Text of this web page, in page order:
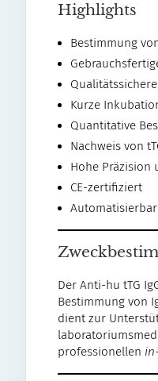
Highlights
Bestimmung
Kurze
Quantitative
Nachweis von
Hohe Präzision
CE-zertifiziert
Automatisierbar
Der Anti-hu tTG
Bestimmung von
dient zur
professionellen